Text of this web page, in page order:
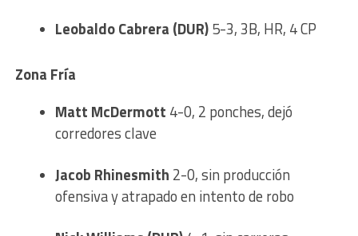
Leobaldo Cabrera (DUR)5-3, 3B, HR, 4 CP
Zona Fría
Matt McDermott 4-0, 2 ponches, dejó
corredores clave
Jacob Rhinesmith 2-0, sin producción
ofensiva y atrapado en intento de robo